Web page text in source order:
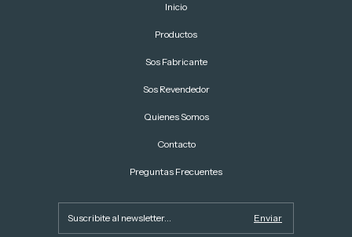
Inicio
Productos
Sos Fabricante
Sos Revendedor
Quienes Somos
Contacto
Preguntas Frecuentes